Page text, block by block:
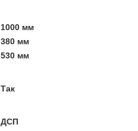
1000 мм
380 мм
530 мм
Так
ДСП